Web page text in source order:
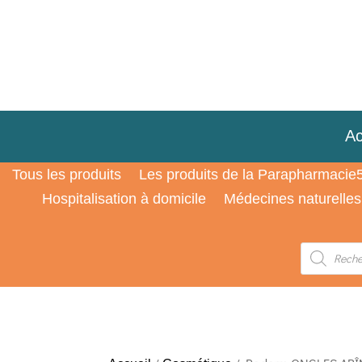
Tous les produits Les produits de la
Hospitalisation à domicile
Médecines naturelles
Recherche
produits